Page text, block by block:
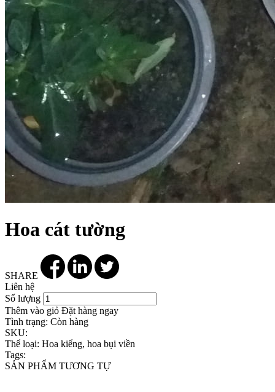
Hoa cát tường
SHARE
Liên hệ
Số lượng
Thêm vào giỏ Đặt hàng ngay
Tình trạng: Còn hàng
SKU:
Thể loại: Hoa kiểng, hoa bụi viền
Tags:
SẢN PHẨM TƯƠNG TỰ